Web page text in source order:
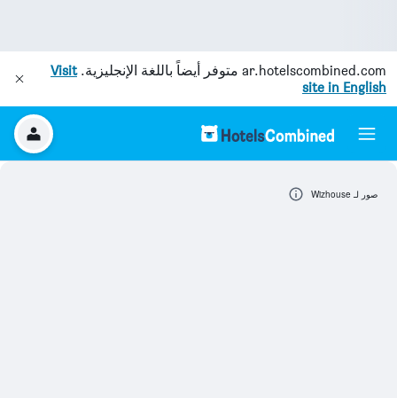
ar.hotelscombined.com متوفر أيضاً باللغة الإنجليزية.Visit
site in English
صور لـ Wizhouse